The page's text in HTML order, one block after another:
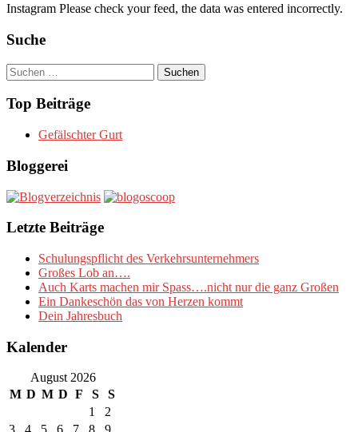
Instagram Please check your feed, the data was entered incorrectly.
Suche
Suchen
nach:
Top Beiträge
Gefälschter Gurt
Bloggerei
Letzte Beiträge
Schulungspflicht des Verkehrsunternehmers
Großes Lob an….
Auch Karts machen mir Spass….nicht nur die ganz Großen
Ein Dankeschön das von Herzen kommt
Dein Jahresbuch
Kalender
August 2026
M D M D F S
S
1
2